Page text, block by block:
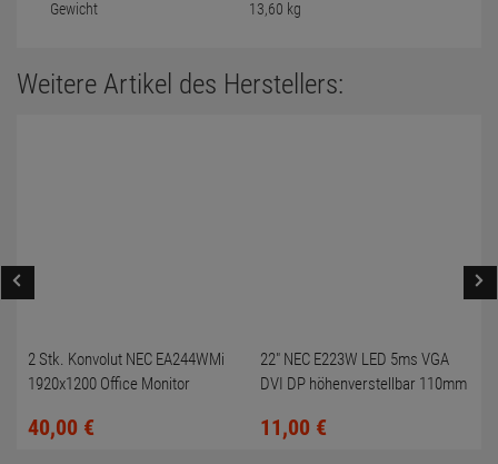
Gewicht 13,60 kg
Weitere Artikel des Herstellers:
2 Stk. Konvolut NEC EA244WMi
1920x1200 Office Monitor
40,00 €
22" NEC E223W LED 5ms VGA
DVI DP höhenverstellbar 110mm
11,00 €